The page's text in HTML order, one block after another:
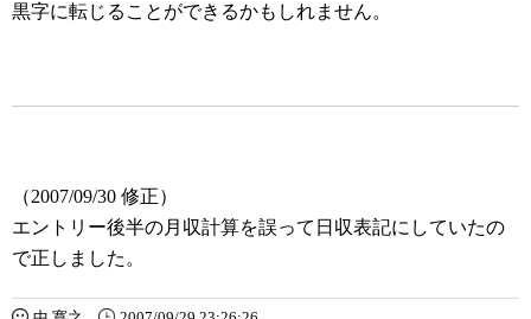
黒字に転じることができるかもしれません。
（2007/09/30 修正）
エントリー後半の月収計算を誤って日収表記にしていたの
で正しました。